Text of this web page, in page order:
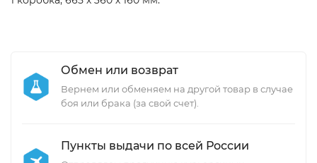
Обмен или возврат
Вернем или обменяем на другой товар в случае
боя или брака (за свой счет).
Пункты выдачи по всей России